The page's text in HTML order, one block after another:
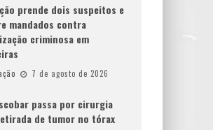
prende dois suspeitos e
mandados contra
criminosa em
7 de agosto de 2026
passa por cirurgia
de tumor no tórax